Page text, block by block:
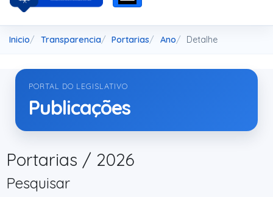
Inicio Transparencia Portarias Ano Detalhe
PORTAL DO LEGISLATIVO
Publicações
Portarias / 2026
Pesquisar